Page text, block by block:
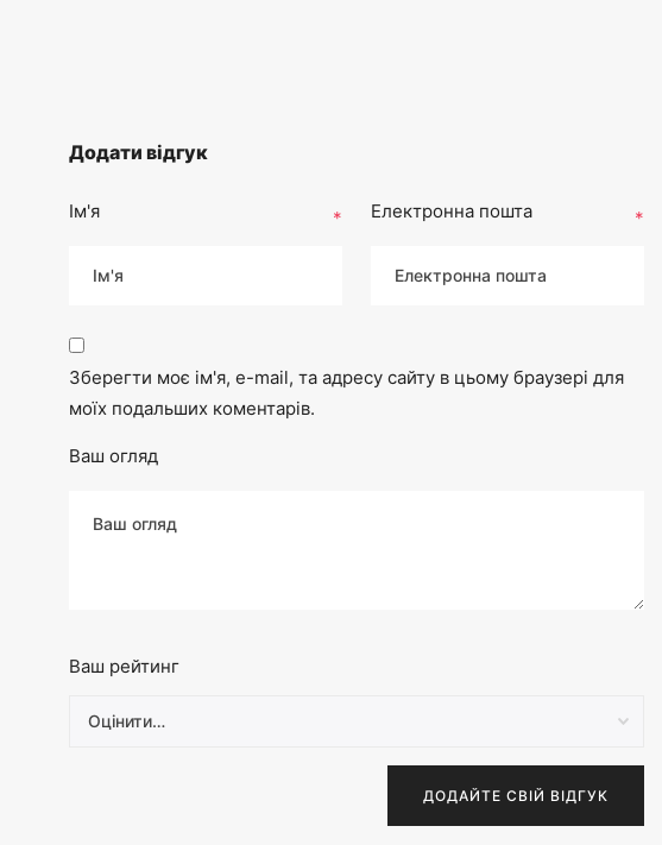
Додати відгук
Ім'я * Електронна пошта *
Зберегти моє ім'я, e-mail, та адресу сайту в цьому браузері для
моїх подальших коментарів.
Ваш огляд
Ваш рейтинг